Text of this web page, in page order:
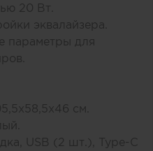
20 Вт.
эквалайзера.
для
см.
USB (2 шт.), Type-C